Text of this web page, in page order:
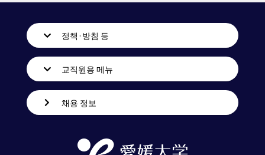
정책·방침 등
교직원용 메뉴
채용 정보